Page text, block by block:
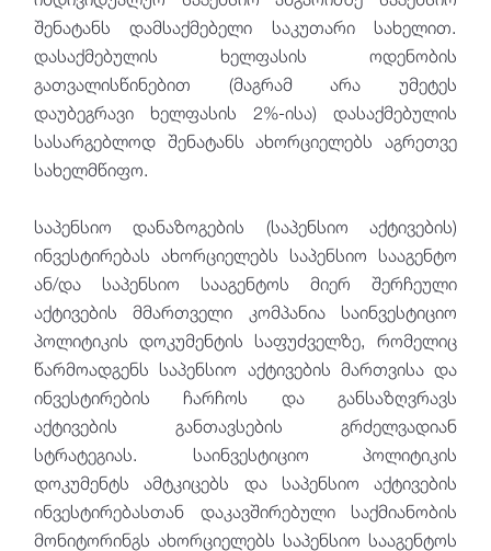
ფინანსური და საზედამხედველო
ტექნოლოგიები
AML / CFT ზედამხედველობა
ვირტუალური აქტივის მომსახურების
პროვაიდერები (VASPs)
საკრედიტო ბიუროს ზედამხედველობა
საგადახდო მომსახურების პროვაიდერები
ზედამხედველობისა და რეგულირების
ძირითადი მიმართულებები
ეროვნული ბანკის საზედამხედველო
რეფორმები
გამოქვეყნებული ოფიციალური
დოკუმენტები და კორესპონდენცია
კონკურენციის პოლიტიკა
შენატანს დამსაქმებელი საკუთარი სახელით.
დასაქმებულის ხელფასის ოდენობის
გათვალისწინებით (მაგრამ არა უმეტეს
დაუბეგრავი ხელფასის 2%-ისა) დასაქმებულის
სასარგებლოდ შენატანს ახორციელებს აგრეთვე
სახელმწიფო.
საპენსიო დანაზოგების (საპენსიო აქტივების)
ინვესტირებას ახორციელებს საპენსიო სააგენტო
ან/და საპენსიო სააგენტოს მიერ შერჩეული
აქტივების მმართველი კომპანია საინვესტიციო
პოლიტიკის დოკუმენტის საფუძველზე, რომელიც
წარმოადგენს საპენსიო აქტივების მართვისა და
ინვესტირების ჩარჩოს და განსაზღვრავს
აქტივების განთავსების გრძელვადიან
სტრატეგიას. საინვესტიციო პოლიტიკის
დოკუმენტს ამტკიცებს და საპენსიო აქტივების
ინვესტირებასთან დაკავშირებული საქმიანობის
მონიტორინგს ახორციელებს საპენსიო სააგენტოს